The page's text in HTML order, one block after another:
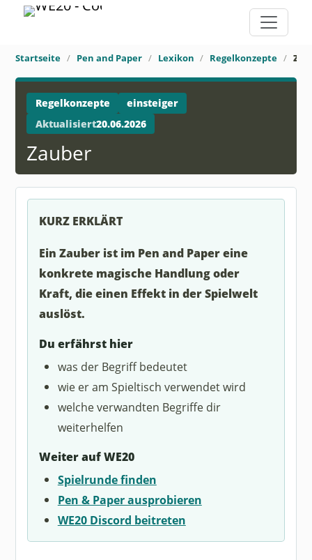
Startseite Pen and Paper Lexikon Regelkonzepte
Regelkonzepte
einsteiger
Aktualisiert20.06.2026
Zauber
KURZ ERKLÄRT
Ein Zauber ist im Pen and Paper eine
konkrete magische Handlung oder
Kraft, die einen Effekt in der Spielwelt
auslöst.
Du erfährst hier
was der Begriff bedeutet
wie er am Spieltisch verwendet wird
welche verwandten Begriffe dir
weiterhelfen
Weiter auf WE20
Spielrunde finden
Pen & Paper ausprobieren
WE20 Discord beitreten